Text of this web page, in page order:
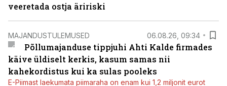
veeretada ostja äririski
MAJANDUSTULEMUSED 06.08.26, 09:34
Põllumajanduse tippjuhi Ahti Kalde firmades
käive üldiselt kerkis, kasum samas nii
kahekordistus kui ka sulas pooleks
E-Piimast laekumata piimaraha on enam kui 1,2 miljonit eurot